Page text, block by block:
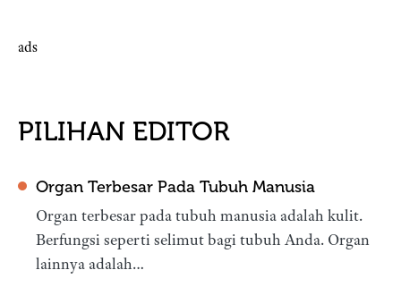
ads
PILIHAN EDITOR
Organ Terbesar Pada Tubuh Manusia
Organ terbesar pada tubuh manusia adalah kulit.
Berfungsi seperti selimut bagi tubuh Anda. Organ
lainnya adalah…